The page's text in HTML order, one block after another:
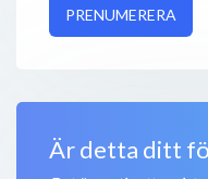
PRENUMERERA
Är detta ditt